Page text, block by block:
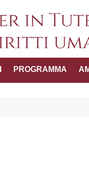
Master
PROGRAMMA